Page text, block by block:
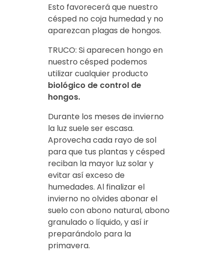
Esto favorecerá que nuestro
césped no coja humedad y no
aparezcan plagas de hongos.
TRUCO: Si aparecen hongo en
nuestro césped podemos
utilizar cualquier producto
biológico de control de
hongos.
Durante los meses de invierno
la luz suele ser escasa.
Aprovecha cada rayo de sol
para que tus plantas y césped
reciban la mayor luz solar y
evitar así exceso de
humedades. Al finalizar el
invierno no olvides abonar el
suelo con abono natural, abono
granulado o líquido, y así ir
preparándolo para la
primavera.